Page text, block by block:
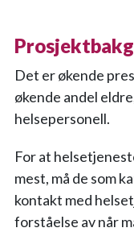
Det er økende
økende andel
helsepersonell.
For at
mest, må de som
kontakt med
forståelse av når